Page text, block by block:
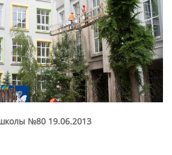
№80 19.06.2013